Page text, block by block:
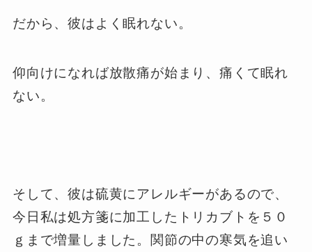
だから、彼はよく眠れない。
仰向けになれば放散痛が始まり、痛くて眠れ
ない。
そして、彼は硫黄にアレルギーがあるので、
今日私は処方箋に加工したトリカブトを５０
ｇまで増量しました。関節の中の寒気を追い